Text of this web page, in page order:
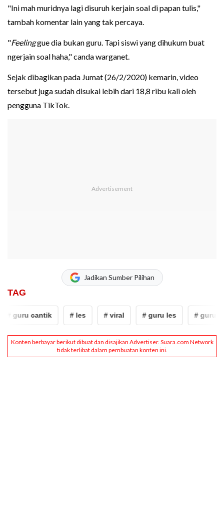
"Ini mah muridnya lagi disuruh kerjain soal di papan tulis,"
tambah komentar lain yang tak percaya.
"Feelinggue dia bukan guru. Tapi siswi yang dihukum buat
ngerjain soal haha," canda warganet.
Sejak dibagikan pada Jumat (26/2/2020) kemarin, video
tersebut juga sudah disukai lebih dari 18,8 ribu kali oleh
pengguna TikTok.
Jadikan Sumber Pilihan
TAG
# guru cantik # les # viral # guru les # guru